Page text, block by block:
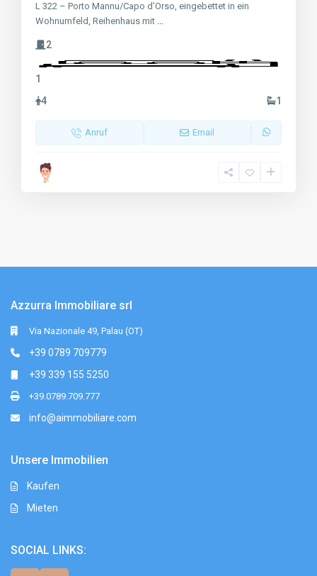
L 322 – Porto Mannu/Capo d’Orso, eingebettet in ein
Wohnumfeld, Reihenhaus mit ...
2
1
4
1
Anruf Email
Azzurra Immobiliare srl
Via Nazionale 49, Palau (OT)
+39 0789 709779
+39 339 155 5250
+39.0789.709.777
info@aimmobiliare.com
Unsere Immobilien
Kaufen
Mieten
SOCIAL LINKS: